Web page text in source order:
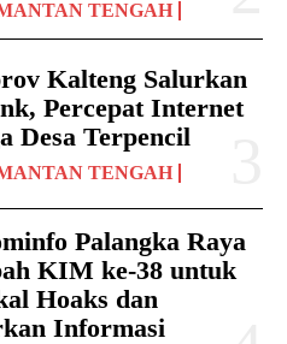
TENGAH
Kalteng Salurkan
Percepat Internet
Desa Terpencil
TENGAH
Palangka Raya
KIM ke-38 untuk
Hoaks dan
Informasi